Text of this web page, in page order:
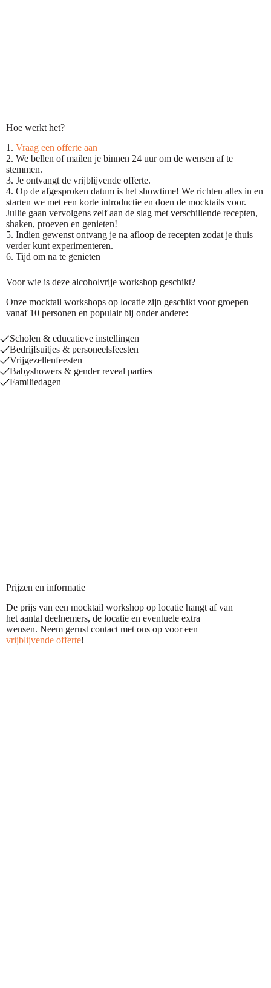
Hoe werkt het?
1. Vraag een offerte aan
2. We bellen of mailen je binnen 24 uur om de wensen af te
stemmen.
3. Je ontvangt de vrijblijvende offerte.
4. Op de afgesproken datum is het showtime! We richten alles in en
starten we met een korte introductie en doen de mocktails voor.
Jullie gaan vervolgens zelf aan de slag met verschillende recepten,
shaken, proeven en genieten!
5. Indien gewenst ontvang je na afloop de recepten zodat je thuis
verder kunt experimenteren.
6. Tijd om na te genieten
Voor wie is deze alcoholvrije workshop geschikt?
Onze mocktail workshops op locatie zijn geschikt voor groepen
vanaf 10 personen en populair bij onder andere:
Scholen & educatieve instellingen
Bedrijfsuitjes & personeelsfeesten
Vrijgezellenfeesten
Babyshowers & gender reveal parties
Familiedagen
Prijzen en informatie
De prijs van een mocktail workshop op locatie hangt af van
het aantal deelnemers, de locatie en eventuele extra
wensen. Neem gerust contact met ons op voor een
vrijblijvende offerte!